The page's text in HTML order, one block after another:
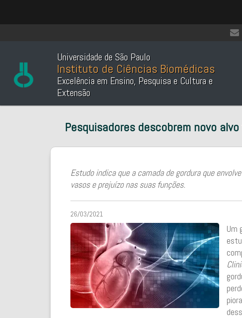
Universidade de São Paulo
Instituto de Ciências Biomédicas
Excelência em Ensino, Pesquisa e Cultura e
Extensão
Pesquisadores descobrem novo
Estudo indica que a camada de gordura que
vasos e prejuízo nas suas funções.
26/03/2021
Um